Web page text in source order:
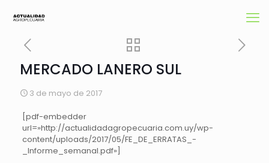
MERCADO LANERO SUL
3 de mayo de 2017
[pdf-embedder
url=»http://actualidadagropecuaria.com.uy/wp-
content/uploads/2017/05/FE_DE_ERRATAS_-
_Informe_semanal.pdf»]